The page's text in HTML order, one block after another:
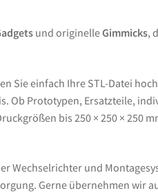
und originelleGimmicks,
Sie einfach Ihre STL-Datei
Ob Prototypen, Ersatzteile,
bis 250 × 250 × 250
Wechselrichter und
Gerne übernehmen wir